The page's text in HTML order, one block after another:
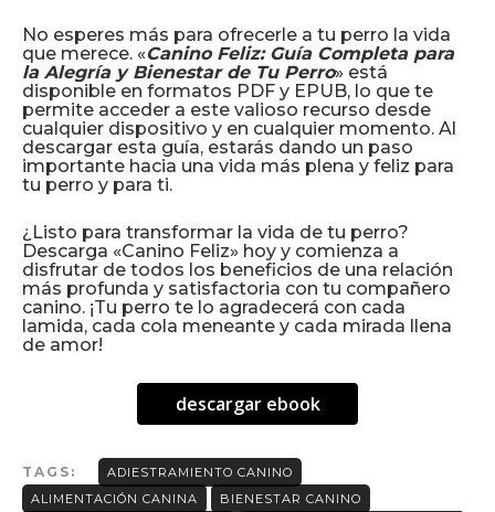
No esperes más para ofrecerle a tu perro la vida
que merece. «Canino Feliz: Guía Completa para
la Alegría y Bienestar de Tu Perro» está
disponible en formatos PDF y EPUB, lo que te
permite acceder a este valioso recurso desde
cualquier dispositivo y en cualquier momento. Al
descargar esta guía, estarás dando un paso
importante hacia una vida más plena y feliz para
tu perro y para ti.
¿Listo para transformar la vida de tu perro?
Descarga «Canino Feliz» hoy y comienza a
disfrutar de todos los beneficios de una relación
más profunda y satisfactoria con tu compañero
canino. ¡Tu perro te lo agradecerá con cada
lamida, cada cola meneante y cada mirada llena
de amor!
descargar ebook
TAGS:
ADIESTRAMIENTO CANINO
ALIMENTACIÓN CANINA
BIENESTAR CANINO